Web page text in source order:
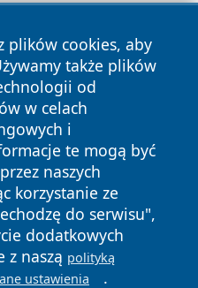
plików cookies, aby
także plików
od
w celach
i
te mogą być
naszych
korzystanie ze
do serwisu",
dodatkowych
z naszą polityką
ustawienia .
prawa zastrzeżone.
Polityka
Cookies